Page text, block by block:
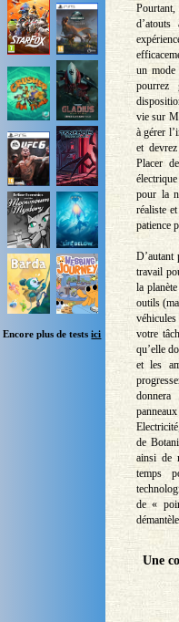
Encore plus de testsici
un mode
pourrez
vie sur
à gérer
et
Placer
pour la
réaliste
patience
travail
la
outils
votre
qu’elle
et les
de
ainsi de
temps
de «
Une